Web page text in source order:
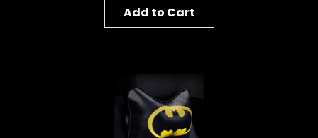
Add to Cart